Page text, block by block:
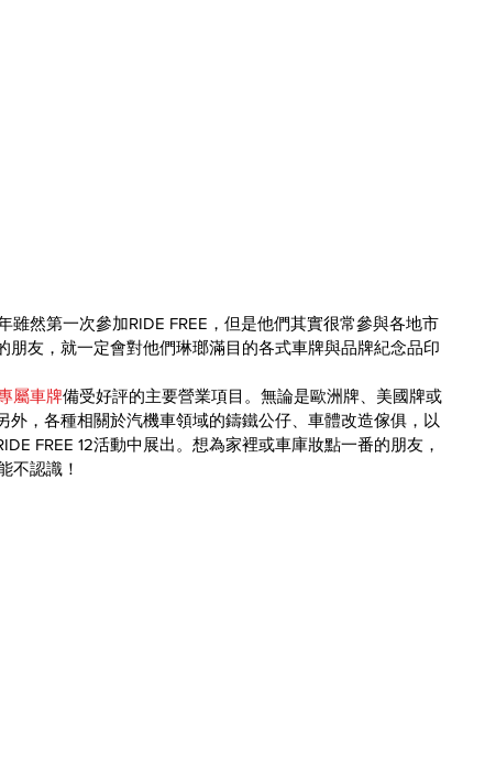
雖然第一次參加RIDE FREE，但是他們其實很常參與各地市
友，就一定會對他們琳瑯滿目的各式車牌與品牌紀念品印
屬車牌備受好評的主要營業項目。無論是歐洲牌、美國牌或
，各種相關於汽機車領域的鑄鐵公仔、車體改造傢俱，以
FREE 12活動中展出。想為家裡或車庫妝點一番的朋友，
不認識！